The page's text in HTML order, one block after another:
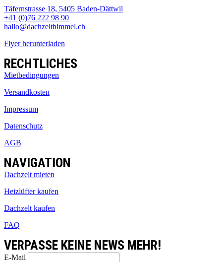
Täfernstrasse 18, 5405 Baden-Dättwil
+41 (0)76 222 98 90
hallo@dachzelthimmel.ch
Flyer herunterladen
RECHTLICHES
Mietbedingungen
Versandkosten
Impressum
Datenschutz
AGB
NAVIGATION
Dachzelt mieten
Heizlüfter kaufen
Dachzelt kaufen
FAQ
VERPASSE KEINE NEWS MEHR!
E-Mail